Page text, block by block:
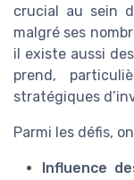
crucial au sein
malgré ses
il existe aussi
prend,
stratégiques
Parmi les défis,
Influence